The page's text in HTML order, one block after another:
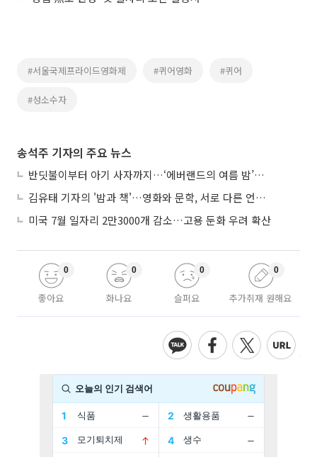
#서울국제프라이드영화제 #퀴어영화 #퀴어
#성소수자
송석주 기자의 주요 뉴스
반딧불이부터 아기 사자까지…‘에버랜드의 여름 밤’이 기다려지는 이유
김유태 기자의 '밤과 책'…영화와 문학, 서로 다른 언어를 읽다
미국 7월 일자리 2만3000개 감소…고용 둔화 우려 확산
좋아요
0
화나요
0
슬퍼요
0
추가취재 원해요
0